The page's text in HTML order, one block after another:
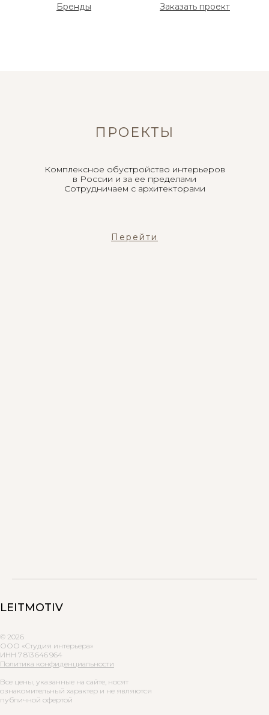
Заказать проект
Бренды
Перейти
Комплексное обустройство интерьеров
в России и за ее пределами
Сотрудничаем с архитекторами
ПРОЕКТЫ
LEITMOTIV
© 2026
ООО «Студия интерьера»
ИНН 7 813 646 964
Политика конфиденциальности
Все цены, указанные на сайте, носят
ознакомительный характер и не являются
публичной офертой